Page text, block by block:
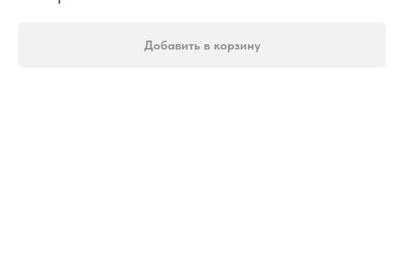
Добавить в корзину